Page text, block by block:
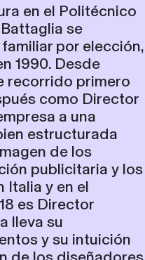
en el Politécnico
se
por elección,
1990. Desde
recorrido primero
como Director
a una
estructurada
de los
publicitaria y los
Italia y en el
es Director
lleva su
y su intuición